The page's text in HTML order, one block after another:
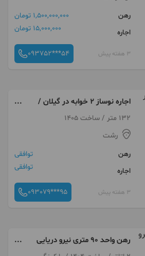
رهن
1,500,000,000 تومان
اجاره
15,000,000 تومان
3 هفته پیش 093752***54
اجاره نوساز ۲ خوابه در گیلان /
رشت
132 متر / ساخت 1405
رشت
رهن
توافقی
اجاره
توافقی
3 هفته پیش 093079***95
رهن واحد ۹۰ متری نیرو دریایی
کسبخ